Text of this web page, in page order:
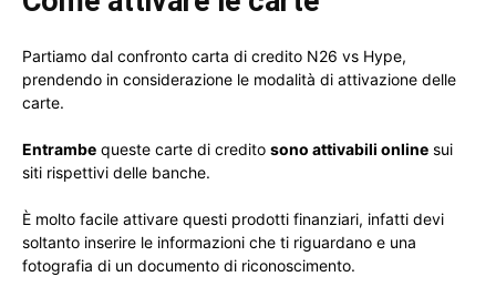
Partiamo dal confronto carta di credito N26 vs Hype,
prendendo in considerazione le modalità di attivazione delle
carte.
Entrambe queste carte di credito sono attivabili online sui
siti rispettivi delle banche.
È molto facile attivare questi prodotti finanziari, infatti devi
soltanto inserire le informazioni che ti riguardano e una
fotografia di un documento di riconoscimento.